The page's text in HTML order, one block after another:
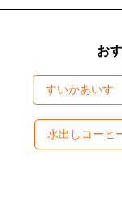
お
すいかあいす
水出しコーヒ